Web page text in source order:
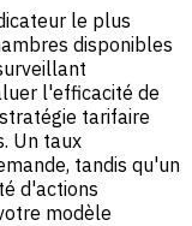
le plus
disponibles
l'efficacité de
tarifaire
Un taux
tandis qu'un
d'actions
modèle